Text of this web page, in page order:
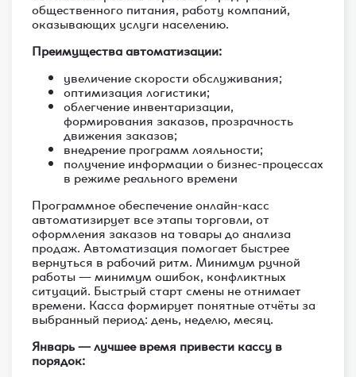
общественного питания, работу компаний,
оказывающих услуги населению.
Преимущества автоматизации:
увеличение скорости обслуживания;
оптимизация логистики;
облегчение инвентаризации,
формирования заказов, прозрачность
движения заказов;
внедрение программ лояльности;
получение информации о бизнес-процессах
в режиме реального времени
Программное обеспечение онлайн-касс
автоматизирует все этапы торговли, от
оформления заказов на товары до анализа
продаж. Автоматизация помогает быстрее
вернуться в рабочий ритм. Минимум ручной
работы — минимум ошибок, конфликтных
ситуаций. Быстрый старт смены не отнимает
времени. Касса формирует понятные отчёты за
выбранный период: день, неделю, месяц.
Январь — лучшее время привести кассу в
порядок: